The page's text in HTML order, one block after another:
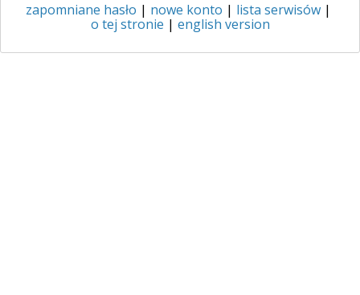
zapomniane hasło | nowe konto | lista serwisów |
o tej stronie | english version